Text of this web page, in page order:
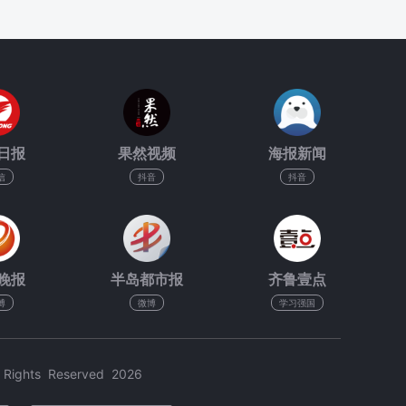
报 果然视频
抖音
海报新闻
抖音
报 半岛都市报
微博
齐鲁壹点
学习强国
Reserved 2026